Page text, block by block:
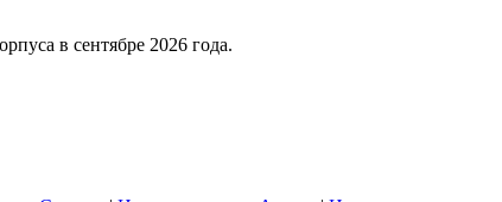
в сентябре 2026 года.